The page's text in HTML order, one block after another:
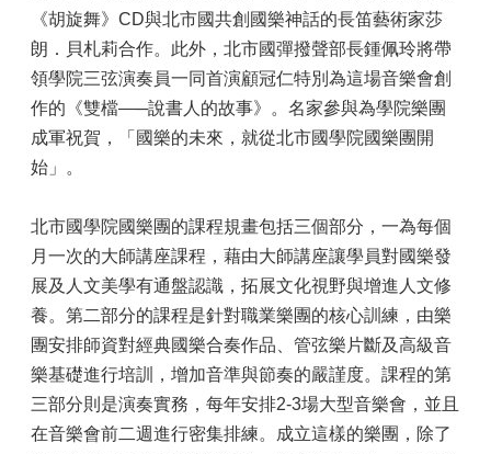
《胡旋舞》CD與北市國共創國樂神話的長笛藝術家莎
朗．貝札莉合作。此外，北市國彈撥聲部長鍾佩玲將帶
領學院三弦演奏員一同首演顧冠仁特別為這場音樂會創
作的《雙檔—─說書人的故事》。名家參與為學院樂團
成軍祝賀，「國樂的未來，就從北市國學院國樂團開
始」。
北市國學院國樂團的課程規畫包括三個部分，一為每個
月一次的大師講座課程，藉由大師講座讓學員對國樂發
展及人文美學有通盤認識，拓展文化視野與增進人文修
養。第二部分的課程是針對職業樂團的核心訓練，由樂
團安排師資對經典國樂合奏作品、管弦樂片斷及高級音
樂基礎進行培訓，增加音準與節奏的嚴謹度。課程的第
三部分則是演奏實務，每年安排2-3場大型音樂會，並且
在音樂會前二週進行密集排練。成立這樣的樂團，除了